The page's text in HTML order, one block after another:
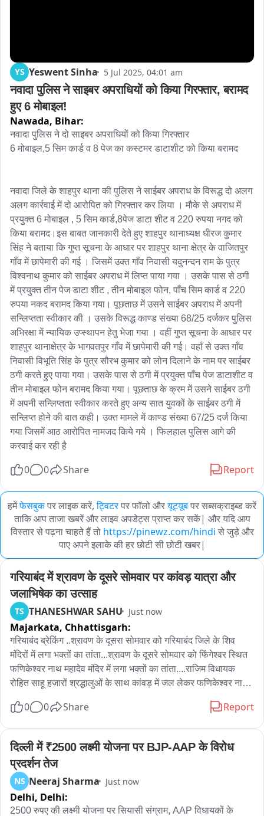
YS Yeswent Sinha 5 Jul 2025, 04:01 am
नवादा पुलिस ने साइबर अपराधियों को किया गिरफ्तार, बरामद
हुए 6 मोबाइल!
Nawada, Bihar:
नवादा पुलिस ने दो साइबर अपराधियों को किया गिरफ्तार
6 मोबाइल,5 सिम कार्ड व 8 पेज का कस्टमर डाटाशीट को किया बरामद
नवादा जिले के शाहपुर थाना की पुलिस ने साईबर अपराध के विरूद्ध दो अलग
अलग कार्रवाई में दो आरोपित को गिरफ्तार कर लिया । मौके से अपराध में
प्रयुक्त 6 मोबाइल , 5 सिम कार्ड,8पेज डाटा शीट व 220 रुपया नगद को
किया बरामद।इस बाबत जानकारी देते हुए शाहपुर थानाध्यक्ष धीरज कुमार
सिंह ने बताया कि गुप्त सूचना के आधार पर शाहपुर थाना क्षेत्र के वाजितपुर
गाँव में छापेमारी की गई । जिसमें उक्त गाँव निवासी यदुनन्दन राम के पुत्र
विश्वनाथ कुमार को साईबर अपराध में लिप्त पाया गया । उसके पास से ठगी
में प्रयुक्त तीन पेज डाटा शीट , तीन मोबाइल फोन, पाँच सिम कार्ड व 220
रुपया नकद बरामद किया गया। पूछताछ में उसने साईबर अपराध में अपनी
सन्लिप्तता स्वीकार की । उसके विरूद्ध काण्ड संख्या 68/25 दर्जकर पुलिस
अभिरक्षा में न्यायिक उप्स्थापन हेतु भेजा गया । वहीं गुप्त सूचना के आधार पर
शाहपुर थानाक्षेत्र के भागवतपुर गाँव में छापेमारी की गई। वहाँ से उक्त गाँव
निवासी विभूति सिंह के पुत्र सौरभ कुमार को लोन दिलाने के नाम पर साईबर
ठगी करते हुए पाया गया। उसके पास से ठगी में प्रयुक्त पाँच पेज डाटाशीट व
तीन मोबाइल फोन बरामद किया गया। पूछताछ के क्रम में उसने साईबर ठगी
में अपनी सन्लिप्तता स्वीकार करते हुए अन्य सात युवकों के साईबर ठगी में
सन्लिप्त होने की बात कही। उक्त मामले में काण्ड संख्या 67/25 दर्ज किया
गया जिसमें आठ आरोपित नामजद किये गये । फिलहाल पुलिस आगे की
करवाई कर रही है
0 0 Share Report
हमेंफेसबुकपर लाइक करें, ट्विटरपर फॉलो औरयूट्यूबपर सब्सक्राइब्ड करें
ताकि आप ताजा खबरें और लाइव अपडेट्स प्राप्त कर सकें| और यदि आप
विस्तार से पढ़ना चाहते हैं तो https://pinewz.com/hindi से जुड़े और
पाए अपने इलाके की हर छोटी सी छोटी खबर|
गरियाबंद में श्रावण के दूसरे सोमवार पर कांवड़ यात्रा और
जलाभिषेक का उत्साह
TS THANESHWAR SAHU Just now
Majarkata, Chhattisgarh:
गरियाबंद ब्रेकिंग ..श्रावण के दूसरा सोमवार को गरियाबंद जिले के शिव
मंदिरों में लगा भक्तों का तांता...श्रावण के दूसरे सोमवार को फिंगेश्वर स्थित
फणिकेश्वर नाथ महादेव मंदिर में लगा भक्तों का तांता....राजिम विधायक
रोहित साहू हजारों श्रद्धालुओं के साथ कांवड़ में जल लेकर फणिकेश्वर नाथ
हुए रवाना...18 किलोमीटर पद यात्रा कर हजारों श्रद्धालुओं के द्वारा बाबा
में शामिल होने जिले भर से पहुंच रहे है, शिव भक्त।
0 0 Share Report
दिल्ली में ₹2500 लक्ष्मी योजना पर BJP-AAP के विरोध
प्रदर्शन तेज
NS Neeraj Sharma Just now
Delhi, Delhi:
2500 रुपए की लक्ष्मी योजना पर सियासी संग्राम, AAP विधायकों के